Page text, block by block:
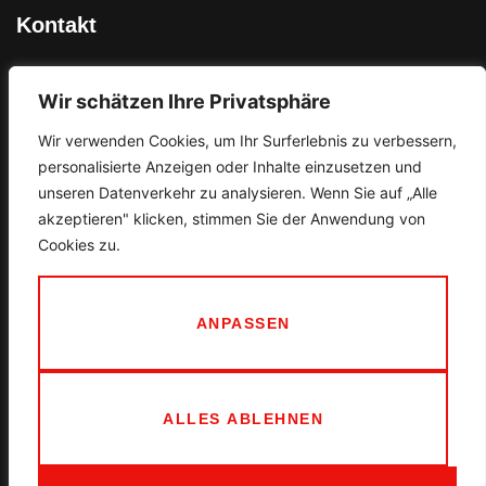
Wir schätzen Ihre Privatsphäre
Wir verwenden Cookies, um Ihr Surferlebnis zu verbessern,
personalisierte Anzeigen oder Inhalte einzusetzen und
unseren Datenverkehr zu analysieren. Wenn Sie auf „Alle
akzeptieren" klicken, stimmen Sie der Anwendung von
Cookies zu.
ANPASSEN
ALLES ABLEHNEN
Kontakt
An der Bahn 11
97618 Niederlauer
info@schilder-ortner.de
09771 / 61200
Datenschutz